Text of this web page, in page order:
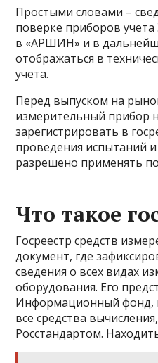
Простыми словами –
поверке приборов
в «АРШИН» и в
отображаться в
учета.
Перед выпуском на
измерительный прибор
зарегистрировать в
проведения испытаний
разрешено применять
Что такое
Госреестр средств
документ, где
сведения о всех видах
оборудования. Его
Информационный фонд,
все средства
Росстандартом.